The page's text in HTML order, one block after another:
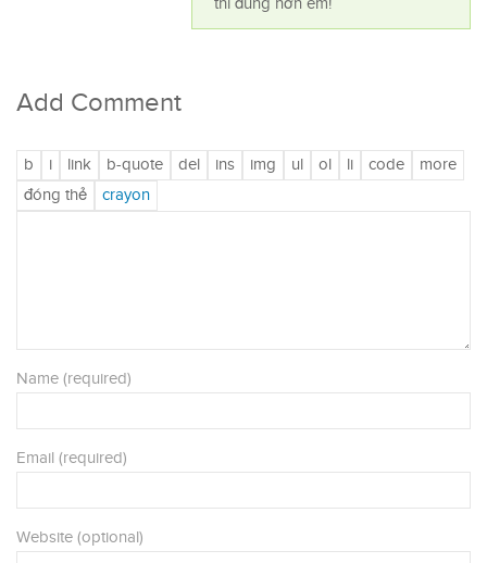
Add Comment
Name (required)
Email (required)
Website (optional)